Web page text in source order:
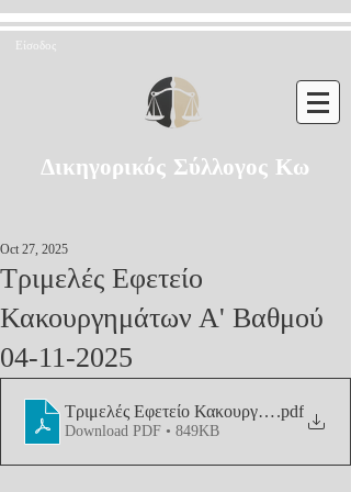
Είσοδος
Δικηγορικός Σύλλογος Κω
Τριμελές Εφετείο
Κακουργημάτων Α' Βαθμού
04-11-2025
Oct 27, 2025
Τριμελές Εφετείο Κακουργημάτων Α'
.pdf
Download PDF • 849KB